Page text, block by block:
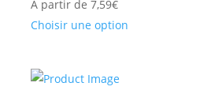
À partir de7,59€
Choisir une option